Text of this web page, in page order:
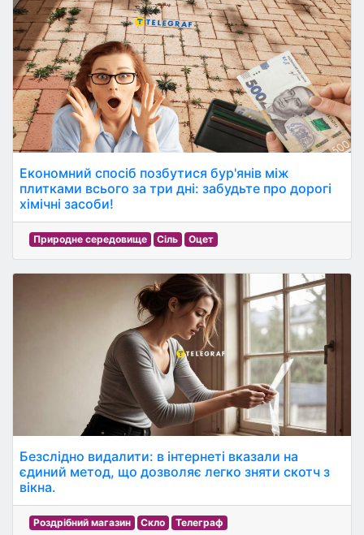
Економний спосіб позбутися бур'янів між
плитками всього за три дні: забудьте про дорогі
хімічні засоби!
Природне середовище Сіль Оцет
Безслідно видалити: в інтернеті вказали на
єдиний метод, що дозволяє легко зняти скотч з
вікна.
Роздрібний магазин Скло Телеграф